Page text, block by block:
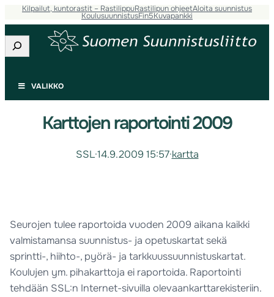
Kilpailut, kuntorastit – RastilippuRastilipun ohjeetAloita suunnistus
KoulusuunnistusFin5Kuvapankki
Etsi
VALIKKO
Karttojen raportointi 2009
SSL·14.9.2009 15:57·kartta
Seurojen tulee raportoida vuoden 2009 aikana kaikki
valmistamansa suunnistus- ja opetuskartat sekä
sprintti-, hiihto-, pyörä- ja tarkkuussuunnistuskartat.
Koulujen ym. pihakarttoja ei raportoida. Raportointi
tehdään SSL:n Internet-sivuilla olevaankarttarekisteriin.